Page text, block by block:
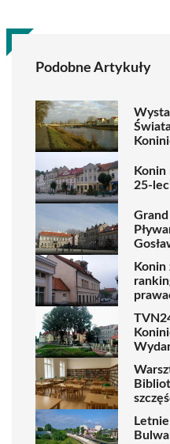
Podobne Artykuły
Konin
25-
Konin